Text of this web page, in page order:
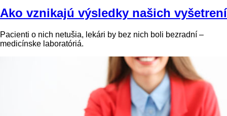
Ako vznikajú výsledky našich vyšetrení
Pacienti o nich netušia, lekári by bez nich boli bezradní –
medicínske laboratóriá.